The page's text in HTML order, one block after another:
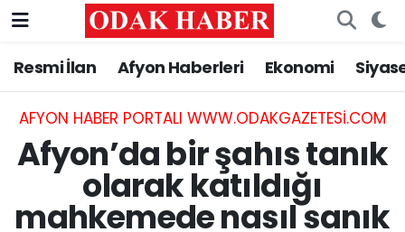
Resmi İlan Afyon Haberleri Ekonomi
AFYON HABER PORTALI WWW.ODAKGAZETESI.COM
Afyon’da bir şahıs tanık
olarak katıldığı
mahkemede nasıl sanık
AFYONKARAHİSAR HABERLERİ
Resmi İlan
ASAYİŞ
GÜNCEL
Nöbetçi Eczaneler
Hava Durumu
Trafik Durumu
Süper Lig Puan Durumu ve Fikstür